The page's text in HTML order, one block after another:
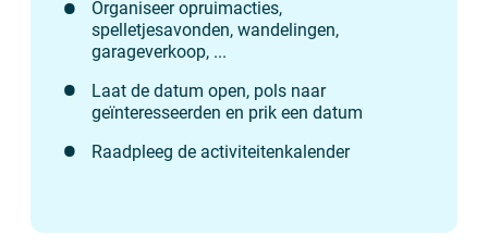
Organiseer opruimacties,
spelletjesavonden, wandelingen,
garageverkoop, ...
Laat de datum open, pols naar
geïnteresseerden en prik een datum
Raadpleeg de activiteitenkalender